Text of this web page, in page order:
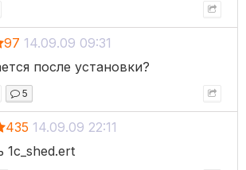
97 14.09.09 09:31
после установки?
5
435 14.09.09 22:11
1c_shed.ert